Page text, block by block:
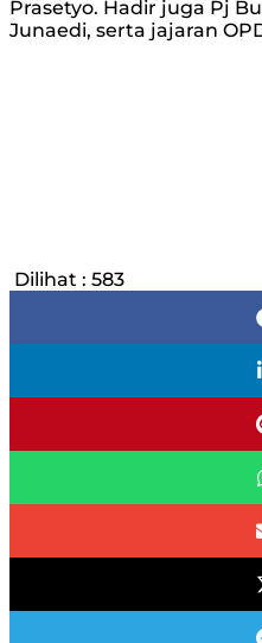
Prasetyo. Hadir juga Pj
Junaedi, serta jajaran
Dilihat : 583